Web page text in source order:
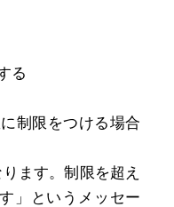
る
制限をつける場合
ます。制限を超え
」というメッセー